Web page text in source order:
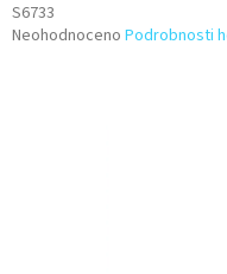
S6733
Průměrné
Neohodnoceno Podrobnosti